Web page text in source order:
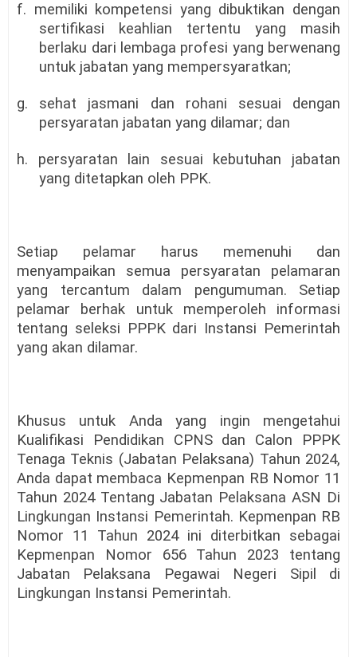
f. memiliki kompetensi yang dibuktikan dengan
sertifikasi keahlian tertentu yang masih
berlaku dari lembaga profesi yang berwenang
untuk jabatan yang mempersyaratkan;
g. sehat jasmani dan rohani sesuai dengan
persyaratan jabatan yang dilamar; dan
h. persyaratan lain sesuai kebutuhan jabatan
yang ditetapkan oleh PPK.
Setiap pelamar harus memenuhi dan
menyampaikan semua persyaratan pelamaran
yang tercantum dalam pengumuman. Setiap
pelamar berhak untuk memperoleh informasi
tentang seleksi PPPK dari Instansi Pemerintah
yang akan dilamar.
Khusus untuk Anda yang ingin mengetahui
Kualifikasi Pendidikan CPNS dan Calon PPPK
Tenaga Teknis (Jabatan Pelaksana) Tahun 2024,
Anda dapat membaca Kepmenpan RB Nomor 11
Tahun 2024 Tentang Jabatan Pelaksana ASN Di
Lingkungan Instansi Pemerintah. Kepmenpan RB
Nomor 11 Tahun 2024 ini diterbitkan sebagai
Kepmenpan Nomor 656 Tahun 2023 tentang
Jabatan Pelaksana Pegawai Negeri Sipil di
Lingkungan Instansi Pemerintah.